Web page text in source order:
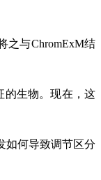
之与ChromExM结
的生物。现在，这
如何导致调节区分